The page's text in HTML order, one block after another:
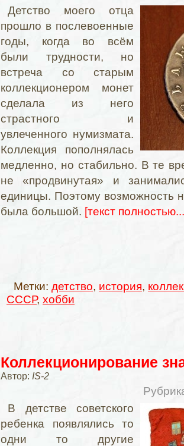
Детство моего отца
прошло в послевоенные
годы, когда во всём
были трудности, но
встреча со старым
коллекционером монет
сделала из него
страстного и
увлеченного нумизмата.
Коллекция пополнялась
медленно, но стабильно. В те
не «продвинутая» и
единицы. Поэтому возможность
была большой. [текст
Метки: детство, история,
СССР, хобби
Коллекционирование
Автор: IS-2
В детстве советского
ребенка появлялись то
одни то другие